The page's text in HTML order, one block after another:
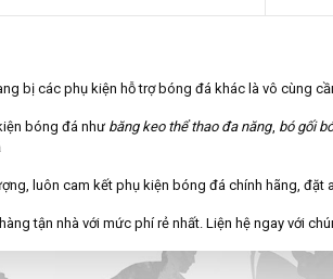
bị các phụ kiện hỗ trợ bóng đá khác là vô cùng
bóng đá như băng keo thể thao đa năng, bó gối
luôn cam kết phụ kiện bóng đá chính hãng, đặt
tận nhà với mức phí rẻ nhất. Liện hệ ngay với